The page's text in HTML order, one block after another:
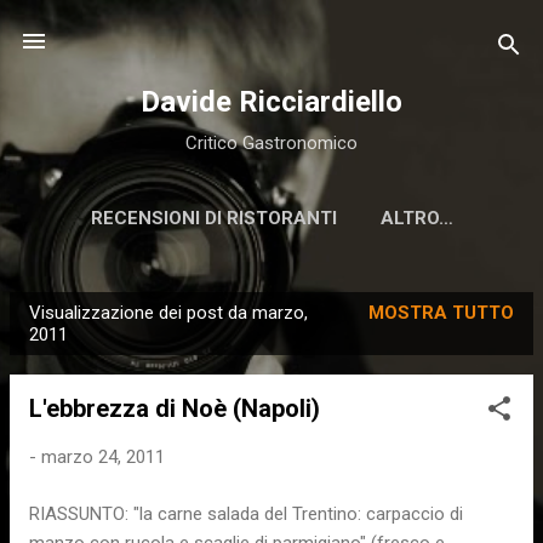
Passa ai contenuti principali
Davide Ricciardiello
Critico Gastronomico
RECENSIONI DI RISTORANTI ALTRO…
Visualizzazione dei post da marzo,
2011
MOSTRA TUTTO
L'ebbrezza di Noè (Napoli)
- marzo 24, 2011
RIASSUNTO: "la carne salada del Trentino: carpaccio di